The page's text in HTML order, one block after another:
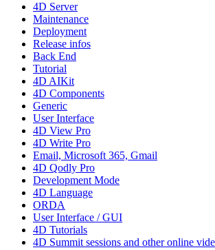
4D Server
Maintenance
Deployment
Release infos
Back End
Tutorial
4D AIKit
4D Components
Generic
User Interface
4D View Pro
4D Write Pro
Email, Microsoft 365, Gmail
4D Qodly Pro
Development Mode
4D Language
ORDA
User Interface / GUI
4D Tutorials
4D Summit sessions and other online